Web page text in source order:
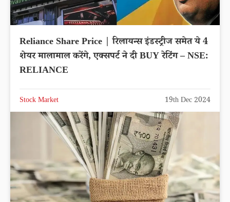
Reliance Share Price | रिलायन्स इंडस्ट्रीज समेत ये 4
शेयर मालामाल करेंगे, एक्सपर्ट ने दी BUY रेटिंग – NSE:
RELIANCE
Stock Market 19th Dec 2024